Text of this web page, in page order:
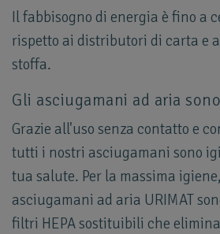
Il fabbisogno di energia è fino a
rispetto ai distributori di carta e
stoffa.
Gli asciugamani ad aria
Grazie all'uso senza contatto e
tutti i nostri asciugamani sono
tua salute. Per la massima
asciugamani ad aria URIMAT
filtri HEPA sostituibili che